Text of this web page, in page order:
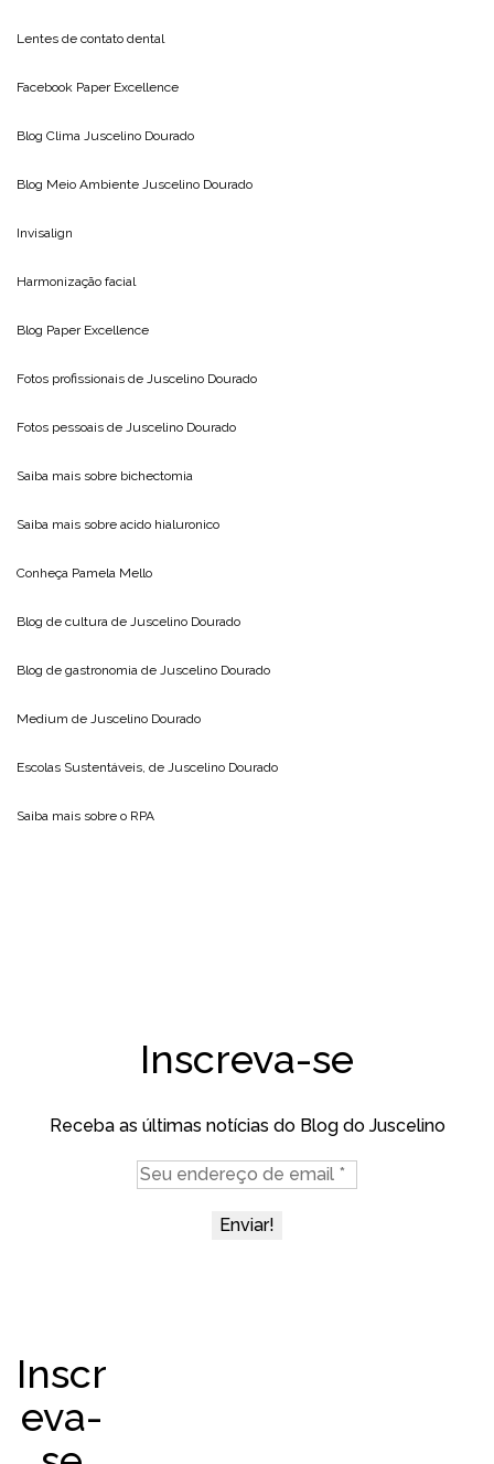
Lentes de contato dental
Facebook Paper Excellence
Blog Clima Juscelino Dourado
Blog Meio Ambiente Juscelino Dourado
Invisalign
Harmonização facial
Blog Paper Excellence
Fotos profissionais de Juscelino Dourado
Fotos pessoais de Juscelino Dourado
Saiba mais sobre bichectomia
Saiba mais sobre acido hialuronico
Conheça Pamela Mello
Blog de cultura de Juscelino Dourado
Blog de gastronomia de Juscelino Dourado
Medium de Juscelino Dourado
Escolas Sustentáveis, de Juscelino Dourado
Saiba mais sobre o RPA
Inscreva-se
Receba as últimas notícias do Blog do Juscelino
Inscr
eva-